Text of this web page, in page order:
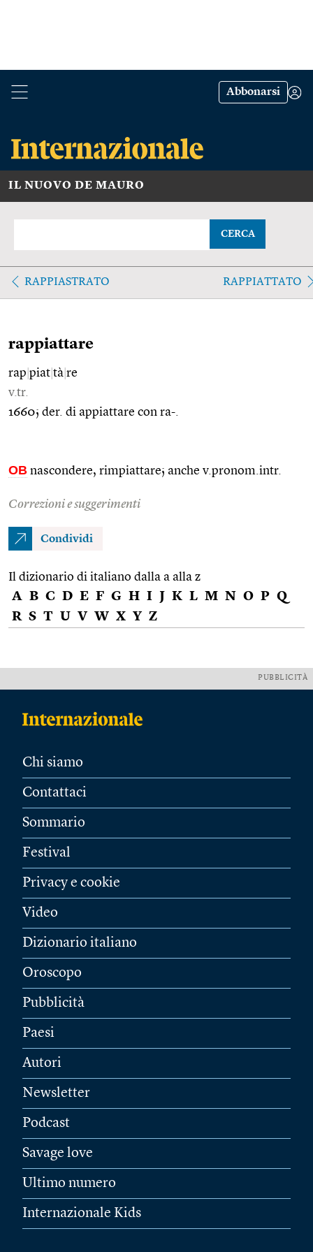
Abbonarsi
IL NUOVO DE MAURO
CERCA
RAPPIASTRATO RAPPIATTATO
rappiattare
rap piat tà re
v.tr.
1660; der. di appiattare con ra-.
OB nascondere, rimpiattare; anche v.pronom.intr.
Correzioni e suggerimenti
Condividi
Il dizionario di italiano dalla a alla z
A B C D E F G H I J K L M N O P Q
R S T U V W X Y Z
PUBBLICITÀ
Chi siamo
Contattaci
Sommario
Festival
Privacy e cookie
Video
Dizionario italiano
Oroscopo
Pubblicità
Paesi
Autori
Newsletter
Podcast
Savage love
Ultimo numero
Internazionale Kids